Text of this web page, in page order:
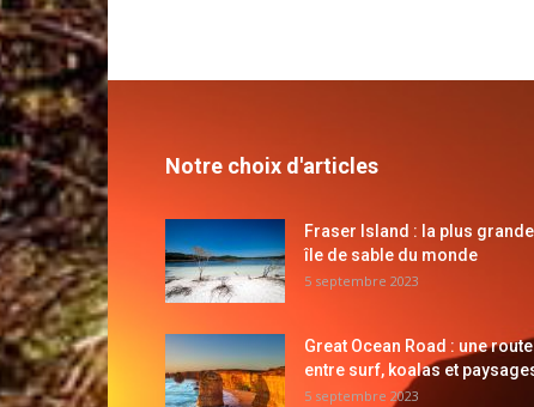
Notre choix d'articles
Fraser Island : la plus grande
île de sable du monde
5 septembre 2023
Great Ocean Road : une route
entre surf, koalas et
5 septembre 2023